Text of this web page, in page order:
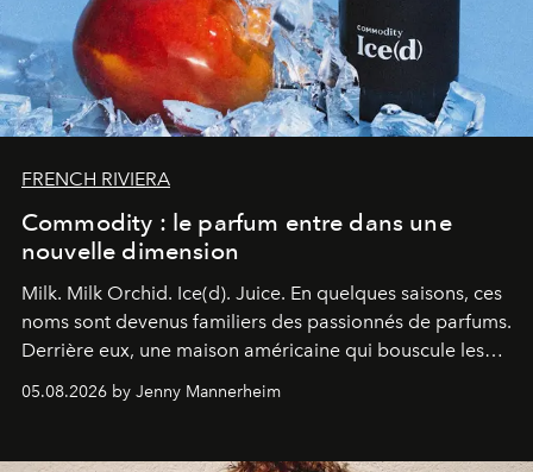
FRENCH RIVIERA
Commodity : le parfum entre dans une
nouvelle dimension
Milk. Milk Orchid. Ice(d). Juice. En quelques saisons, ces
noms sont devenus familiers des passionnés de parfums.
Derrière eux, une maison américaine qui bouscule les
codes de la parfumerie contemporaine en proposant
une approche aussi intuitive que personnelle :
05.08.2026 by Jenny Mannerheim